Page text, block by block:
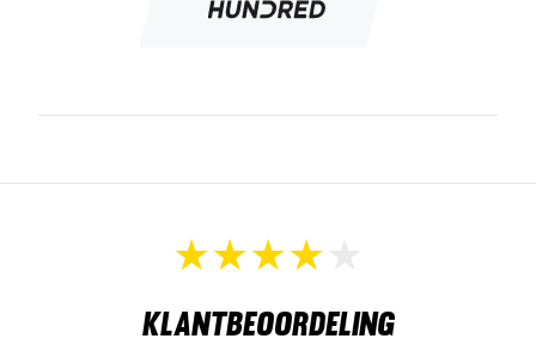
Klantbeoordeling